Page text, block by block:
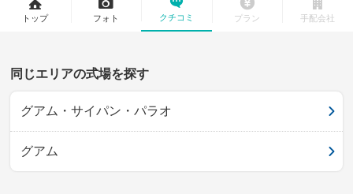
トップ フォト クチコミ プラン 手配会社
同じエリアの式場を探す
グアム・サイパン・パラオ
グアム